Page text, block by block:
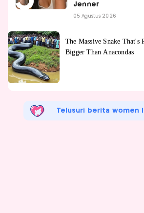
Jenner
05 Agustus 2026
Telusuri berita women